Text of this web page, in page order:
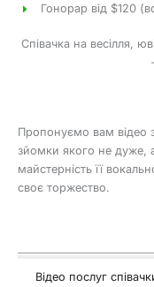
Гонорар від $120
Співачка на весілля,
Пропонуємо вам відео з
зйомки якого не дуже,
майстерність її
своє торжество.
Відео послуг